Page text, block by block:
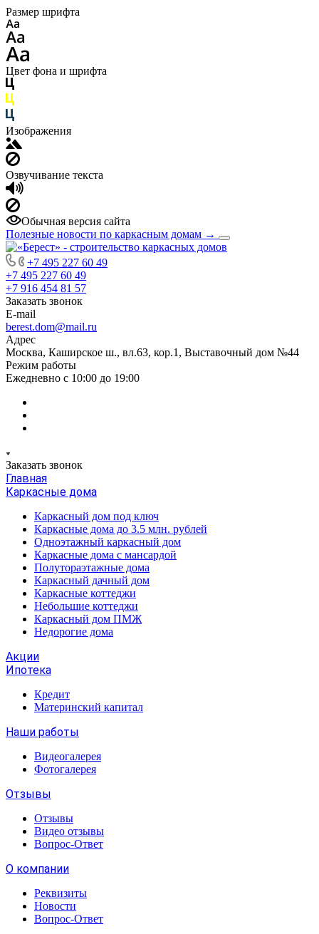
Размер шрифта
Цвет фона и шрифта
Изображения
Озвучивание текста
Обычная версия сайта
Полезные новости по каркасным домам →
+7 495 227 60 49
+7 495 227 60 49
+7 916 454 81 57
Заказать звонок
E-mail
berest.dom@mail.ru
Адрес
Москва, Каширское ш., вл.63, кор.1, Выставочный дом №44
Режим работы
Ежедневно с 10:00 до 19:00
Заказать звонок
Главная
Каркасные дома
Каркасный дом под ключ
Каркасные дома до 3.5 млн. рублей
Одноэтажный каркасный дом
Каркасные дома с мансардой
Полутораэтажные дома
Каркасный дачный дом
Каркасные коттеджи
Небольшие коттеджи
Каркасный дом ПМЖ
Недорогие дома
Акции
Ипотека
Кредит
Материнский капитал
Наши работы
Видеогалерея
Фотогалерея
Отзывы
Отзывы
Видео отзывы
Вопрос-Ответ
О компании
Реквизиты
Новости
Вопрос-Ответ